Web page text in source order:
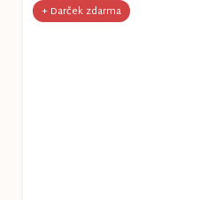
+ Darček zdarma